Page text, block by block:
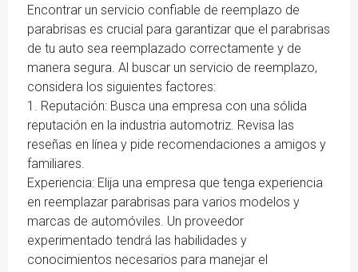
Encontrar un servicio confiable de reemplazo de
parabrisas es crucial para garantizar que el parabrisas
de tu auto sea reemplazado correctamente y de
manera segura. Al buscar un servicio de reemplazo,
considera los siguientes factores:
1. Reputación: Busca una empresa con una sólida
reputación en la industria automotriz. Revisa las
reseñas en línea y pide recomendaciones a amigos y
familiares.
Experiencia: Elija una empresa que tenga experiencia
en reemplazar parabrisas para varios modelos y
marcas de automóviles. Un proveedor
experimentado tendrá las habilidades y
conocimientos necesarios para manejar el